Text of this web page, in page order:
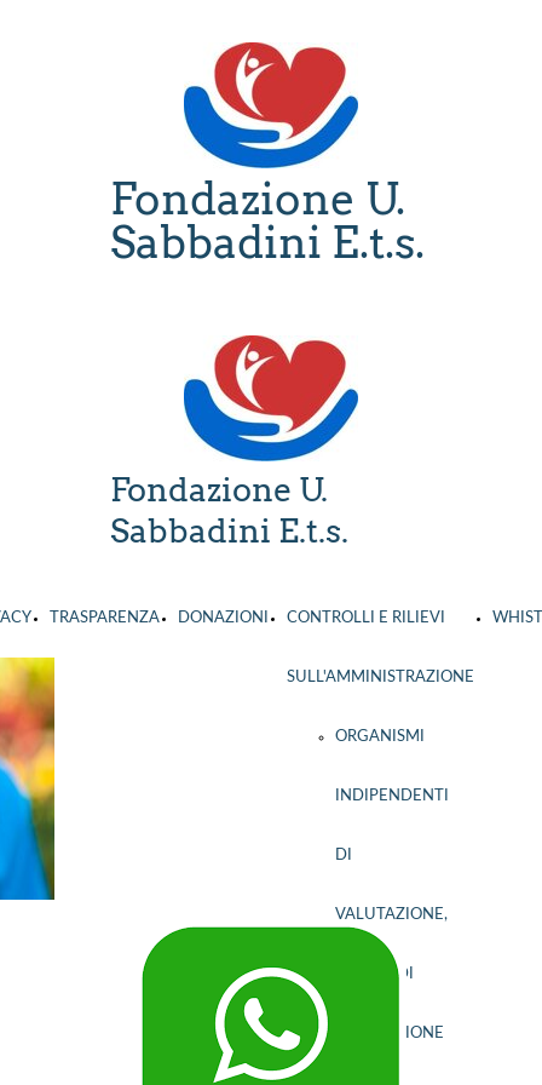
Fondazione U.
Sabbadini E.t.s.
Fondazione U.
Sabbadini E.t.s.
TRASPARENZA DONAZIONI CONTROLLI E RILIEVI
SULL'AMMINISTRAZIONE
ORGANISMI
INDIPENDENTI
DI
VALUTAZIONE,
NUCLEI DI
VALUTAZIONE